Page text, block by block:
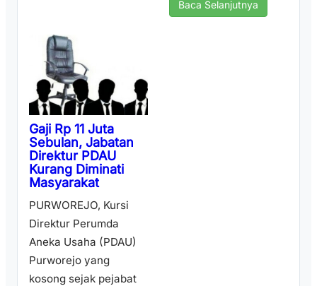
Baca Selanjutnya
Gaji Rp 11 Juta
Sebulan, Jabatan
Direktur PDAU
Kurang Diminati
Masyarakat
PURWOREJO, Kursi
Direktur Perumda
Aneka Usaha (PDAU)
Purworejo yang
kosong sejak pejabat